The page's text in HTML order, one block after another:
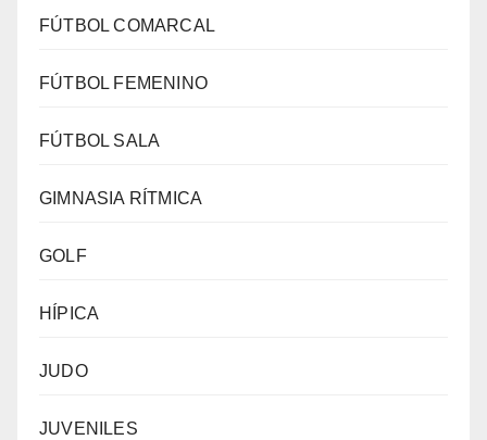
FÚTBOL COMARCAL
FÚTBOL FEMENINO
FÚTBOL SALA
GIMNASIA RÍTMICA
GOLF
HÍPICA
JUDO
JUVENILES